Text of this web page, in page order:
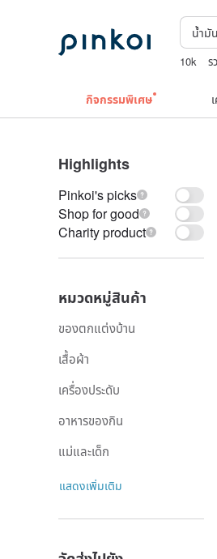
10k ร
กิจกรรมพิเศษ
Highlights
Pinkoi's picks
Shop for good
Charity product
หมวดหมู่สินค้า
ของตกแต่งบ้าน
เสื้อผ้า
เครื่องประดับ
อาหารของกิน
แม่และเด็ก
แสดงเพิ่มเติม